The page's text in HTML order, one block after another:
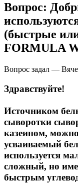
Распродажа!
Распродажа NOW
Вопрос:
(быстрые
FORMULA
Вопрос задал —
Здравствуйте!
Источником
сыворотки
казеином,
усваиваемый
используется
сложный, но
быстрым